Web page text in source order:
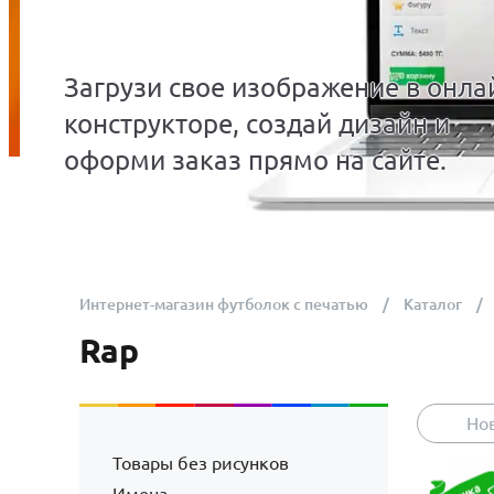
Загрузи свое изображение в
конструкторе, создай дизайн и
оформи заказ прямо на сайте.
Интернет-магазин футболок с печатью Каталог
Rap
Товары без рисунков